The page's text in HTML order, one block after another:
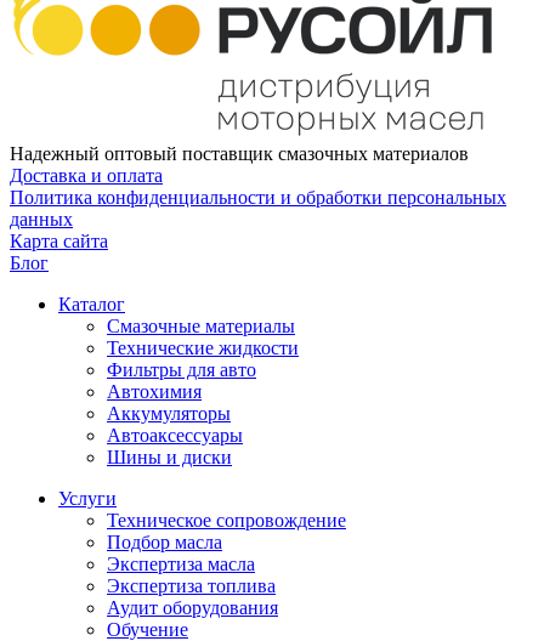
Надежный оптовый поставщик смазочных материалов
Доставка и оплата
Политика конфиденциальности и обработки персональных
данных
Карта сайта
Блог
Каталог
Смазочные материалы
Технические жидкости
Фильтры для авто
Автохимия
Аккумуляторы
Автоаксессуары
Шины и диски
Услуги
Техническое сопровождение
Подбор масла
Экспертиза масла
Экспертиза топлива
Аудит оборудования
Обучение